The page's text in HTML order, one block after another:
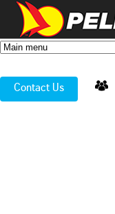
Contact Us